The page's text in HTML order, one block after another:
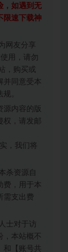
，如遇到无
限速下载神
网友分享
用，请勿
，购买或
并同意受本
。
源内容的版
权，请发邮
，我们将
杀资源自
费，用于本
需支出费
士对于访
，本站概不
和【账号共